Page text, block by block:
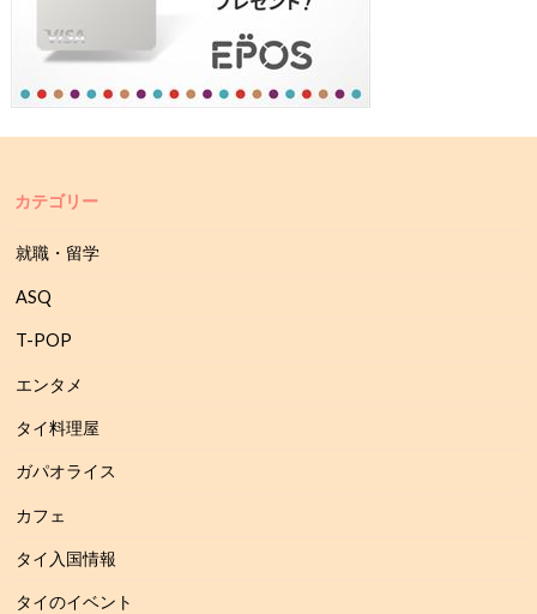
カテゴリー
就職・留学
ASQ
T-POP
エンタメ
タイ料理屋
ガパオライス
カフェ
タイ入国情報
タイのイベント